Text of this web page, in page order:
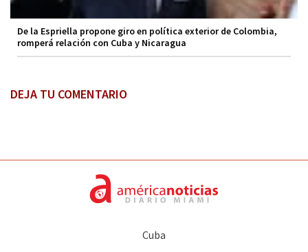
De la Espriella propone giro en política exterior de Colombia,
romperá relación con Cuba y Nicaragua
DEJA TU COMENTARIO
Cuba